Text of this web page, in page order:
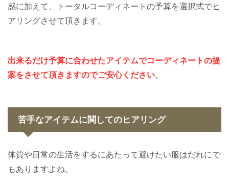
感に加えて、トータルコーディネートの予算を選択式でヒ
アリングさせて頂きます。
出来るだけ予算に合わせたアイテムでコーディネートの提
案をさせて頂きますのでご安心ください。
苦手なアイテムに関してのヒアリング
体質や日常の生活をするにあたって避けたい服はだれにで
もありますよね。